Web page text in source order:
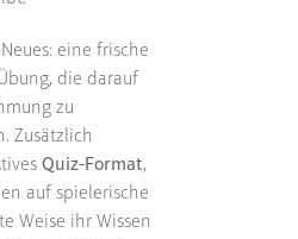
eine frische
die darauf
zu
Zusätzlich
Quiz-Format,
auf spielerische
Weise ihr Wissen